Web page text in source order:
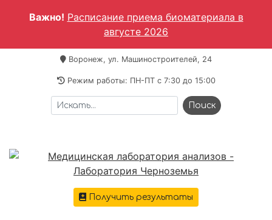
Важно! Расписание приема биоматериала в
августе 2026
Воронеж, ул. Машиностроителей, 24
Режим работы: ПН-ПТ c 7:30 до 15:00
Получить результаты